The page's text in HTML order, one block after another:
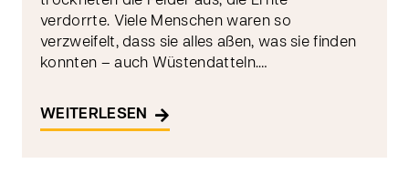
verdorrte. Viele Menschen waren so
verzweifelt, dass sie alles aßen, was sie finden
konnten – auch Wüstendatteln.…
WEITERLESEN